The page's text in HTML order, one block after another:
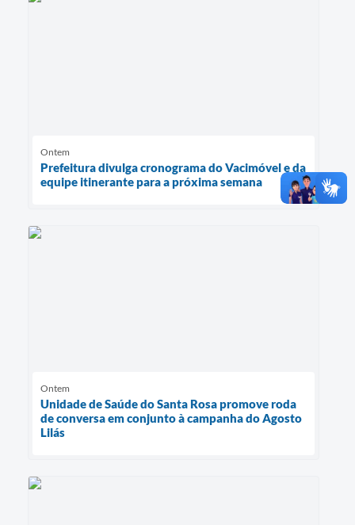
Ontem
Prefeitura divulga cronograma do Vacimóvel e da
equipe itinerante para a próxima semana
Ontem
Unidade de Saúde do Santa Rosa promove roda
de conversa em conjunto à campanha do Agosto
Lilás